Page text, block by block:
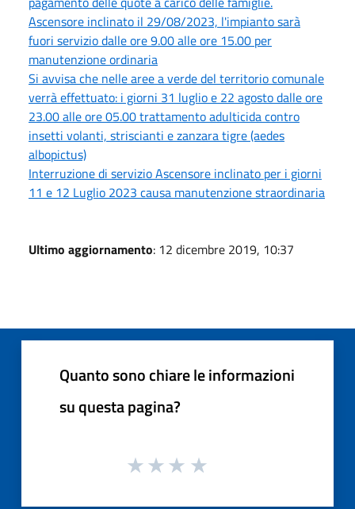
Ascensore inclinato il 29/08/2023, l'impianto sarà
fuori servizio dalle ore 9.00 alle ore 15.00 per
manutenzione ordinaria
Si avvisa che nelle aree a verde del territorio comunale
verrà effettuato: i giorni 31 luglio e 22 agosto dalle ore
23.00 alle ore 05.00 trattamento adulticida contro
insetti volanti, striscianti e zanzara tigre (aedes
albopictus)
Interruzione di servizio Ascensore inclinato per i giorni
11 e 12 Luglio 2023 causa manutenzione straordinaria
Ultimo aggiornamento: 12 dicembre 2019, 10:37
Quanto sono chiare le informazioni
su questa pagina?